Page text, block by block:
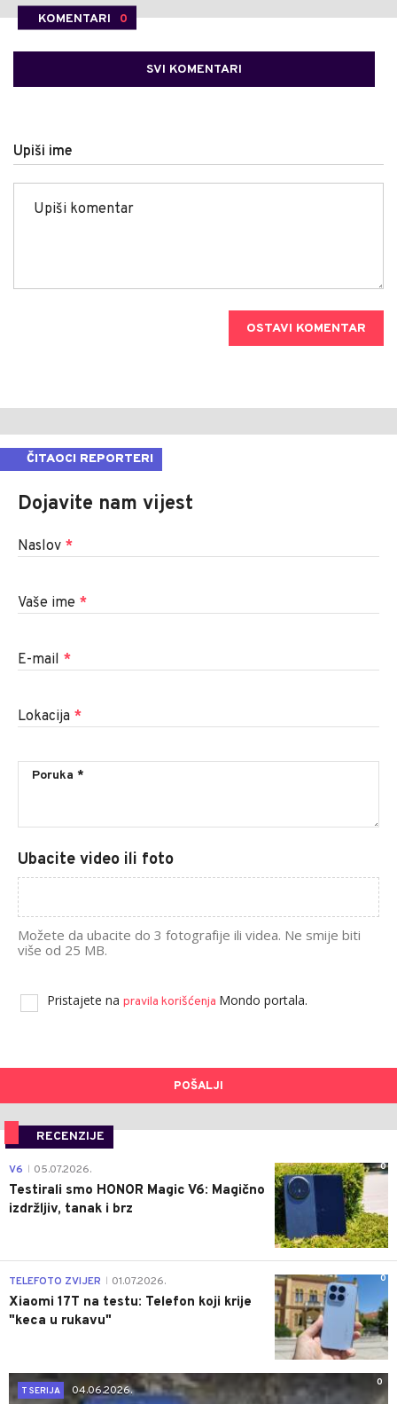
KOMENTARI 0
SVI KOMENTARI
Upiši ime
OSTAVI KOMENTAR
ČITAOCI REPORTERI
Dojavite nam vijest
Naslov *
Vaše ime *
E-mail *
Lokacija *
Ubacite video ili foto
Možete da ubacite do 3 fotografije ili videa. Ne smije biti
više od 25 MB.
Pristajete na pravila korišćenja Mondo portala.
POŠALJI
RECENZIJE
0
V6 05.07.2026.
Testirali smo HONOR Magic V6: Magično
izdržljiv, tanak i brz
0
TELEFOTO ZVIJER 01.07.2026.
Xiaomi 17T na testu: Telefon koji krije
"keca u rukavu"
0
T SERIJA
04.06.2026.